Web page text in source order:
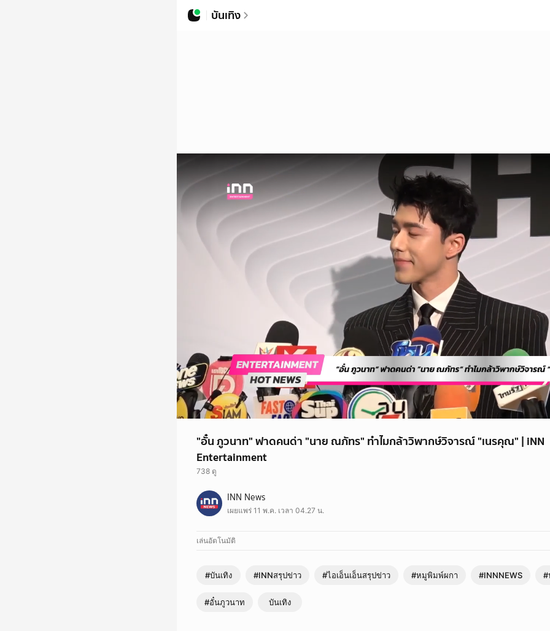
บันเทิง
"อั๋น ภูวนาท" ฟาดคนด่า "นาย ณภัทร" ทำไมกล้าวิพากษ์วิจารณ์ "เนรคุณ" | iNN
Entertainment
738 ดู
พิธีกรมากฝีมือ "อั๋น ภูวนาท" ฟาดคนด่า "นาย ณภัทร" ทำไมกล้าวิพากษ์วิจารณ์ "เนรคุณ" ไม่ใช่แม่ของเร
ล่าสุดทางด้านพิธีกรมากความสามารถ "อั๋น ภูวนาท" ก็ออกมาพูดถึงประเด็นนี้เช่นกัน โดยโพสต์ข้อความว่
วิพากษ์วิจารณ์ ถึงขนาดใช้คำว่า "บังอาจตัดแม่" "เนรคุณ" แม้แต่ "อกตัญญู" กับเรื่องเหล่านี้ แบบนี้ทั้งที่ไม่
เหล่านี้เลย ถ้าจะมีคนที่บังอาจจริงๆ ก็คงจะเป็นคนที่บังอาจคิดว่าตัวเองสามารถไปเผือกตัดสินเรื่องแบบนี้ไ
INN News
เผยแพร่ 11 พ.ค. เวลา 04.27 น.
เล่นอัตโนมัติ
#บันเทิง #INNสรุปข่าว #ไอเอ็นเอ็นสรุปข่าว #หมูพิมพ์ผกา #INNNEWS
#อั๋นภูวนาท บันเทิง